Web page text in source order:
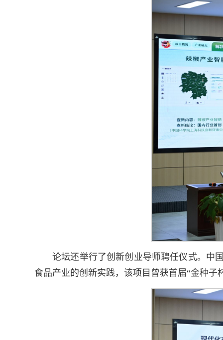
论坛还举行了创新创业导师聘任仪式。中
食品产业的创新实践，该项目曾获首届“金种子